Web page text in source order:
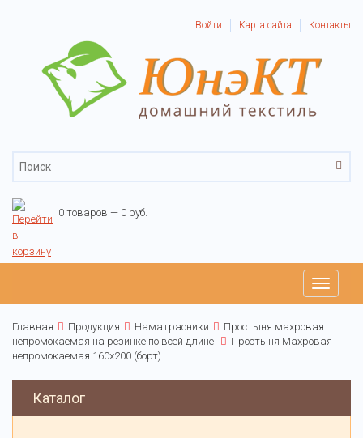
Войти Карта сайта Контакты
0 товаров — 0 руб.
Toggle
Главная Продукция Наматрасники
Простыня махровая
непромокаемая на резинке по всей длине
Простыня Махровая
непромокаемая 160х200 (борт)
Каталог